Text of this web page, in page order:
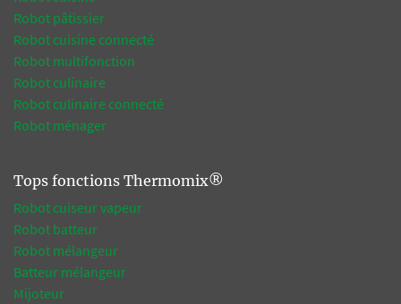
Robot pâtissier
Robot cuisine connecté
Robot multifonction
Robot culinaire
Robot culinaire connecté
Robot ménager
Tops fonctions Thermomix®
Robot cuiseur vapeur
Robot batteur
Robot mélangeur
Batteur mélangeur
Mijoteur